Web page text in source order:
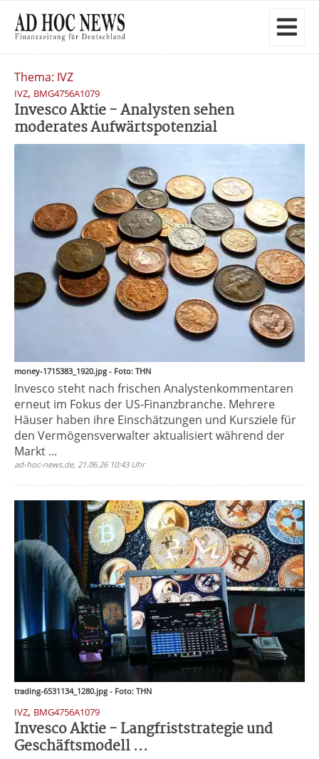
Thema: IVZ
IVZ, BMG4756A1079
Invesco Aktie - Analysten sehen
moderates Aufwärtspotenzial
money-1715383_1920.jpg - Foto: THN
Invesco steht nach frischen Analystenkommentaren
erneut im Fokus der US-Finanzbranche. Mehrere
Häuser haben ihre Einschätzungen und Kursziele für
den Vermögensverwalter aktualisiert während der
Markt ...
ad-hoc-news.de, 21.06.26 10:43 Uhr
trading-6531134_1280.jpg - Foto: THN
IVZ, BMG4756A1079
Invesco Aktie - Langfriststrategie und
Geschäftsmodell ...